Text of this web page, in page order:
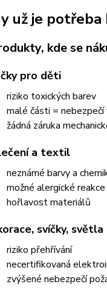
už je
kde se
pro děti
riziko toxických barev
malé části = nebezpečí
žádná záruka
a textil
neznámé barvy a
možné alergické reakce
hořlavost materiálů
svíčky, světla
riziko přehřívání
necertifikovaná
zvýšené nebezpečí